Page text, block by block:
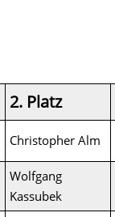
2. Platz
Christopher Alm
Wolfgang
Kassubek